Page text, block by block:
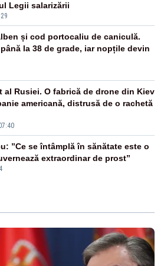
Legii salarizării
și cod portocaliu de caniculă.
la 38 de grade, iar nopțile devin
al Rusiei. O fabrică de drone din Kiev
americană, distrusă de o rachetă
”Ce se întâmplă în sănătate este o
extraordinar de prost”